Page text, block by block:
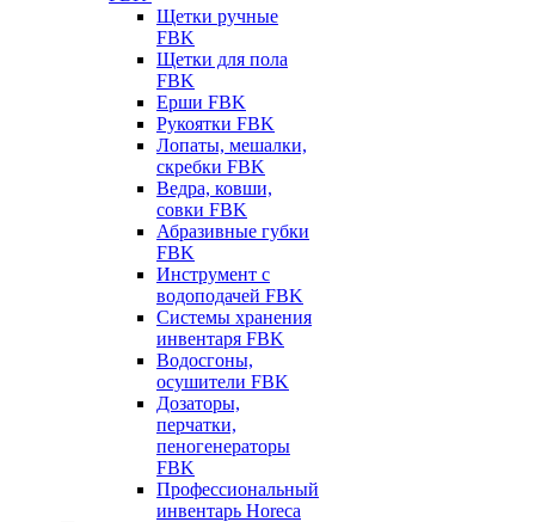
Щетки ручные
FBK
Щетки для пола
FBK
Ерши FBK
Рукоятки FBK
Лопаты, мешалки,
скребки FBK
Ведра, ковши,
совки FBK
Абразивные губки
FBK
Инструмент с
водоподачей FBK
Системы хранения
инвентаря FBK
Водосгоны,
осушители FBK
Дозаторы,
перчатки,
пеногенераторы
FBK
Профессиональный
инвентарь Horeca